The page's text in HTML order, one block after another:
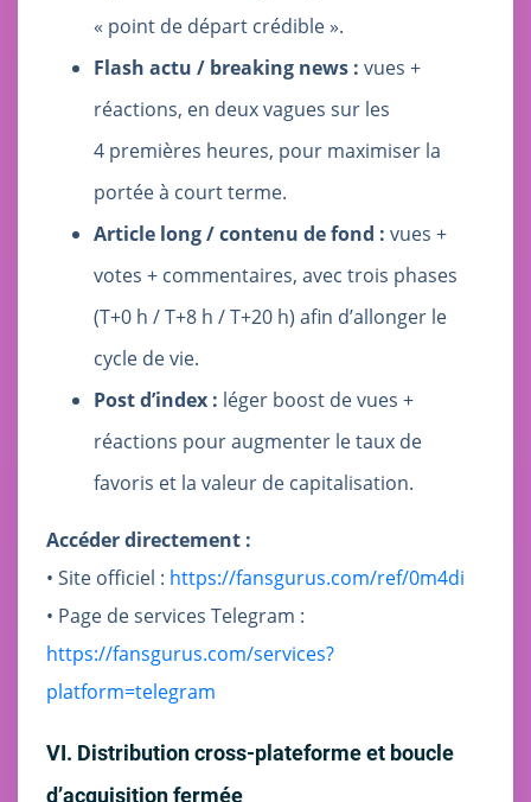
« point de départ crédible ».
Flash actu / breaking news : vues +
réactions, en deux vagues sur les
4 premières heures, pour maximiser la
portée à court terme.
Article long / contenu de fond : vues +
votes + commentaires, avec trois phases
(T+0 h / T+8 h / T+20 h) afin d’allonger le
cycle de vie.
Post d’index : léger boost de vues +
réactions pour augmenter le taux de
favoris et la valeur de capitalisation.
Accéder directement :
• Site officiel : https://fansgurus.com/ref/0m4di
• Page de services Telegram :
https://fansgurus.com/services?
platform=telegram
VI. Distribution cross‑plateforme et boucle
d’acquisition fermée